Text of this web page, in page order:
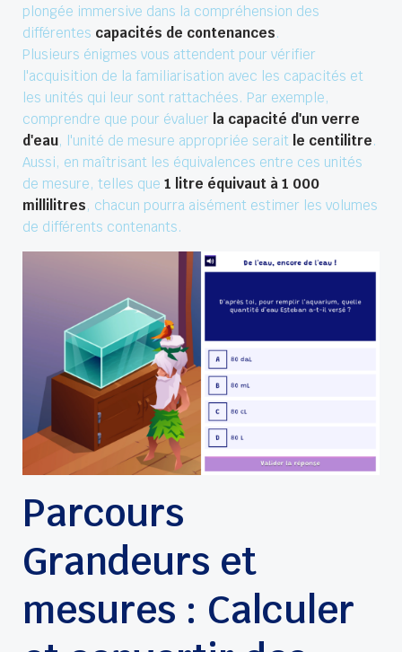
plongée immersive dans la compréhension des
différentes capacités de contenances.
Plusieurs énigmes vous attendent pour vérifier
l'acquisition de la familiarisation avec les capacités et
les unités qui leur sont rattachées. Par exemple,
comprendre que pour évaluer la capacité d'un verre
d'eau, l'unité de mesure appropriée serait le centilitre.
Aussi, en maîtrisant les équivalences entre ces unités
de mesure, telles que 1 litre équivaut à 1 000
millilitres, chacun pourra aisément estimer les volumes
de différents contenants.
Parcours
Grandeurs et
mesures : Calculer